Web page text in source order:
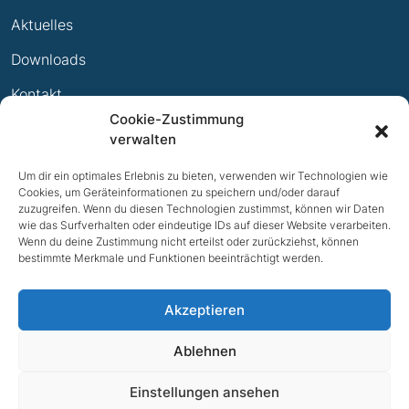
Cookie-Zustimmung
verwalten
Um dir ein optimales Erlebnis zu bieten, verwenden wir Technologien wie
Cookies, um Geräteinformationen zu speichern und/oder darauf
zuzugreifen. Wenn du diesen Technologien zustimmst, können wir Daten
wie das Surfverhalten oder eindeutige IDs auf dieser Website verarbeiten.
Wenn du deine Zustimmung nicht erteilst oder zurückziehst, können
bestimmte Merkmale und Funktionen beeinträchtigt werden.
Akzeptieren
Ablehnen
Einstellungen ansehen
Ewige Erfolge
Mitglied werden
Aktuelles
Downloads
Kontakt